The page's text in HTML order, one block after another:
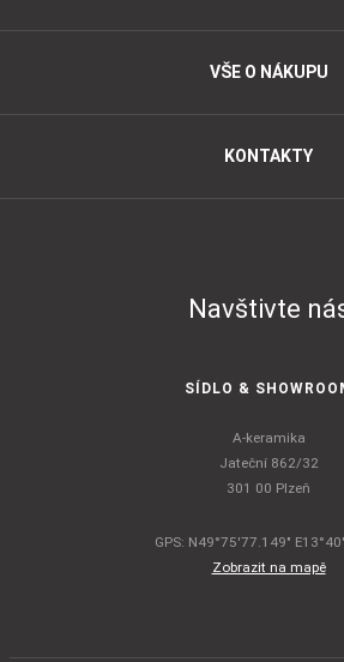
VŠE O NÁKUPU
KONTAKTY
Navštivte
SÍDLO &
A-keramika
Jateční 862/32
301 00 Plzeň
GPS: N49°75'77.149"
Zobrazit na mapě